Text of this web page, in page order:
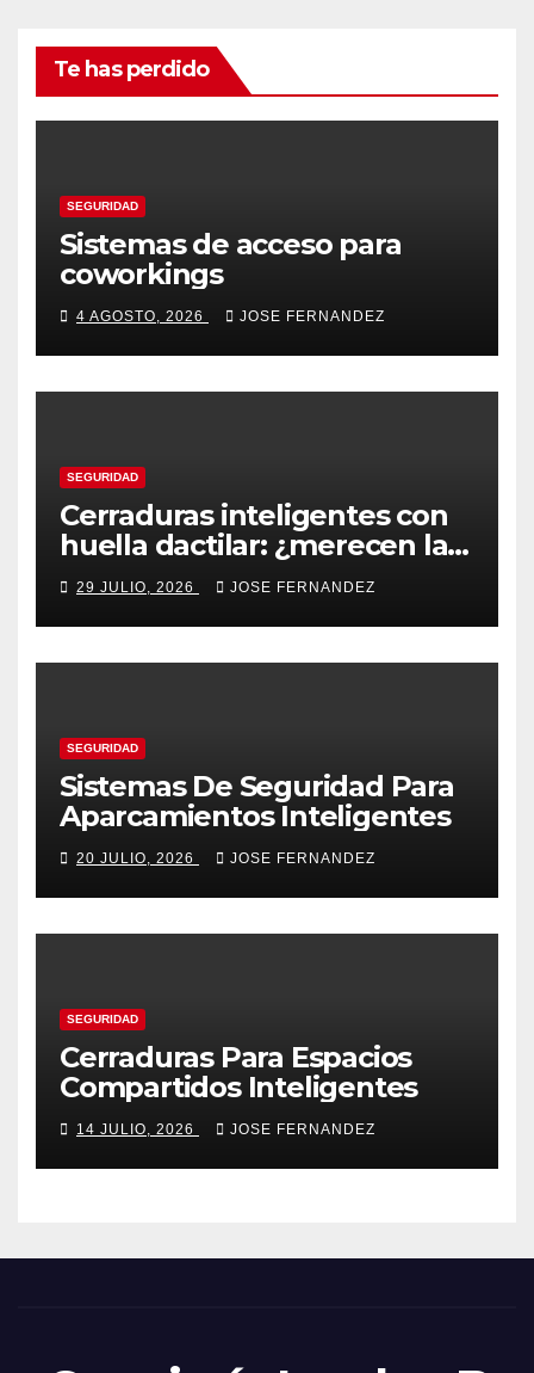
Te has perdido
SEGURIDAD
Sistemas de acceso para
coworkings
4 AGOSTO, 2026 JOSE FERNANDEZ
SEGURIDAD
Cerraduras inteligentes con
huella dactilar: ¿merecen la
pena?
29 JULIO, 2026 JOSE FERNANDEZ
SEGURIDAD
Sistemas De Seguridad Para
Aparcamientos Inteligentes
20 JULIO, 2026 JOSE FERNANDEZ
SEGURIDAD
Cerraduras Para Espacios
Compartidos Inteligentes
14 JULIO, 2026 JOSE FERNANDEZ